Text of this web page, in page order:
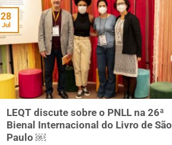
LEQT discute sobre o PNLL na 26ª
Bienal Internacional do Livro de São
Paulo ￼
28
Jul